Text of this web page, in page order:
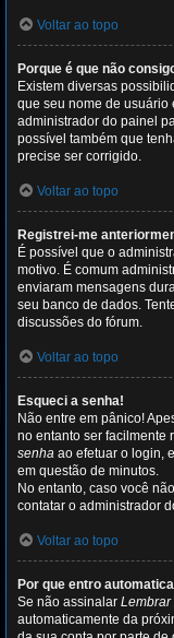
Voltar ao topo
Porque é que não
Existem diversas
que seu nome de usuário
administrador do painel
possível também que
precise ser corrigido.
Voltar ao topo
Registrei-me
É possível que o
motivo. É comum
enviaram mensagens
seu banco de dados.
discussões do fórum.
Voltar ao topo
Esqueci a senha!
Não entre em pânico!
no entanto ser facilmente
senha ao efetuar o login,
em questão de minutos.
No entanto, caso você
contatar o administrador
Voltar ao topo
Por que entro
Se não assinalar Lembrar
automaticamente da